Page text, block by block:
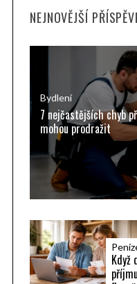
c
:
NEJNOVĚJŠÍ
Bydlení
7 nejčastějších chyb
mohou prodražit
Když